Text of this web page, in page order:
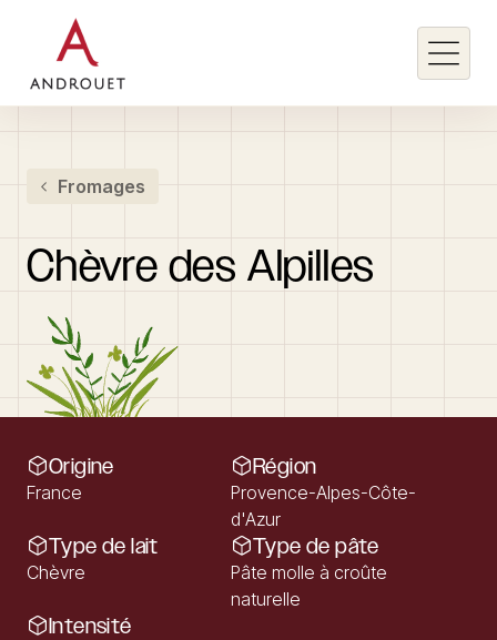
Rechercher un mot clé
Fromages
Chèvre des Alpilles
Origine
France
Région
Provence-Alpes-Côte-
d'Azur
Type de lait
Chèvre
Type de pâte
Pâte molle à croûte
naturelle
Intensité